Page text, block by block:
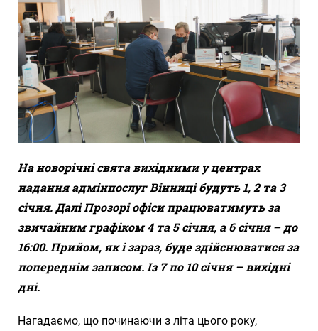
На новорічні свята вихідними у центрах
надання адмінпослуг Вінниці будуть 1, 2 та 3
січня. Далі Прозорі офіси працюватимуть за
звичайним графіком 4 та 5 січня, а 6 січня – до
16:00. Прийом, як і зараз, буде здійснюватися за
попереднім записом. Із 7 по 10 січня – вихідні
дні.
Нагадаємо, що починаючи з літа цього року,